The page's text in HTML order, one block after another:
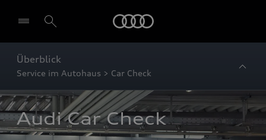
Überblick
Service im Autohaus > Car Check
Audi Car Check